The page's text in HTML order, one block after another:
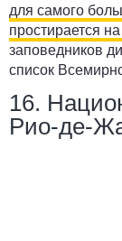
для самого
простирается
заповедников
список
16.
Рио-де-